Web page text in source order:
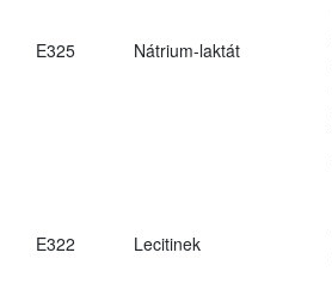
E325 Nátrium-laktát
E322 Lecitinek